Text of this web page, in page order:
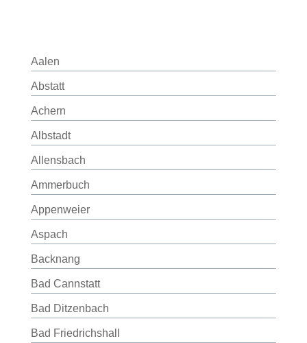
Aalen
Abstatt
Achern
Albstadt
Allensbach
Ammerbuch
Appenweier
Aspach
Backnang
Bad Cannstatt
Bad Ditzenbach
Bad Friedrichshall